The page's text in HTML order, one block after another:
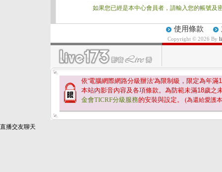
如果您已經是本中心會員者，請輸入您的帳號及
使用條款
Copyright © 2026 By
依'電腦網際網路分級辦法'為限制級，限定為年滿
本站內影音內容及各項條款。為防範未滿18歲之
金會TICRF分級服務的安裝與設定。 (為還給愛護
直播交友聊天